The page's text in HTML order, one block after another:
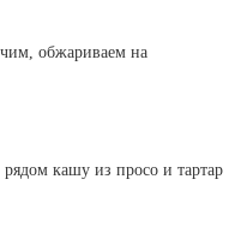
обжариваем на
кашу из просо и тартар